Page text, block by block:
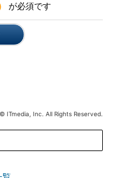
が必須です
ITmedia, Inc. All Rights Reserved.